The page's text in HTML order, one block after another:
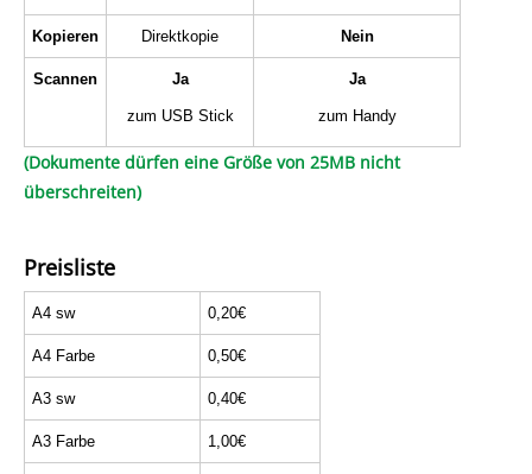
Kopieren Direktkopie Nein
Scannen Ja
zum USB Stick
Ja
zum Handy
(Dokumente dürfen eine Größe von 25MB nicht
überschreiten)
Preisliste
A4 sw 0,20€
A4 Farbe 0,50€
A3 sw 0,40€
A3 Farbe 1,00€